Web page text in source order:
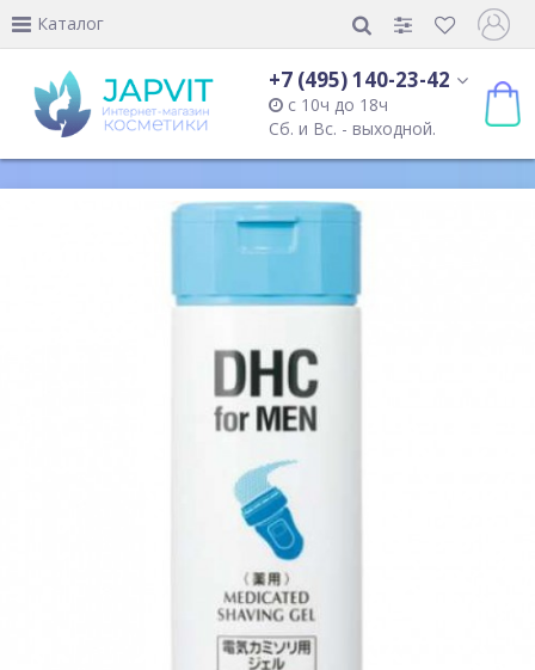
Каталог
+7 (495) 140-23-42
с 10ч до 18ч
Сб. и Вс. - выходной.